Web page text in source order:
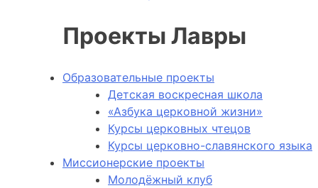
Проекты Лавры
Образовательные проекты
Детская воскресная школа
«Азбука церковной жизни»
Курсы церковных чтецов
Курсы церковно-славянского языка
Миссионерские проекты
Молодёжный клуб